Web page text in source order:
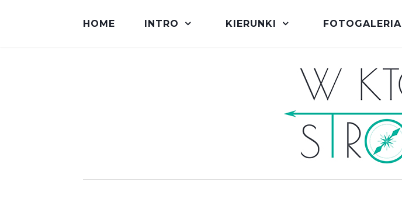
HOME INTRO KIERUNKI FOTOGALERIA